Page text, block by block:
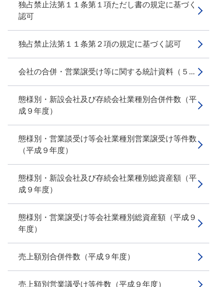
独占禁止法第１１条第１項ただし書の規定に基づく
認可
独占禁止法第１１条第２項の規定に基づく認可
会社の合併・営業譲受け等に関する統計資料（５...
態様別・新設会社及び存続会社業種別合併件数（平
成９年度）
態様別・営業談受け等会社業種別営業譲受け等件数
（平成９年度）
態様別・新設会社及び存続会社業種別総資産額（平
成９年度）
態様別・営業譲受け等会社業種別総資産額（平成９
年度）
売上額別合併件数（平成９年度）
売上額別営業議受け等件数（平成９年度）